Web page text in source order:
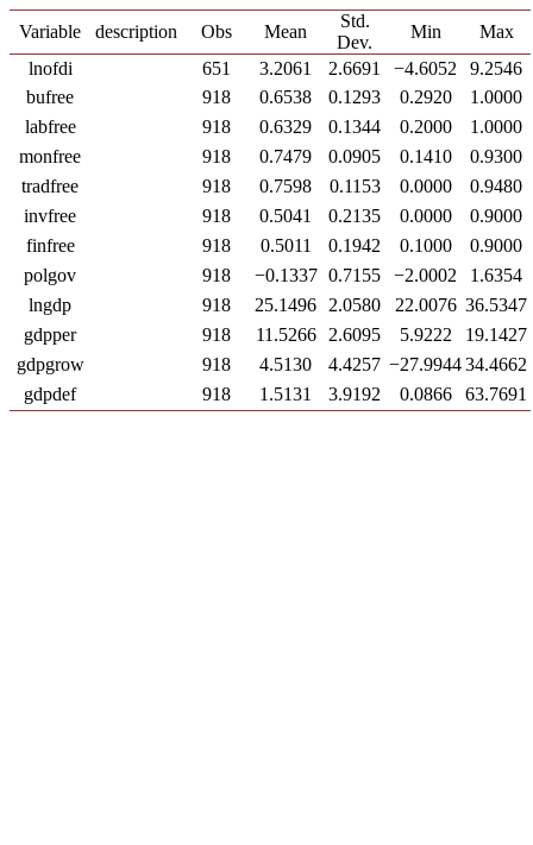
Variable description Obs Mean
Std.
Dev.
Min
Max
lnofdi
651 3.2061 2.6691 −4.6052
9.2546
bufree
918 0.6538 0.1293 0.2920
1.0000
labfree
918 0.6329 0.1344 0.2000
1.0000
monfree
918 0.7479 0.0905 0.1410
0.9300
tradfree
918 0.7598 0.1153 0.0000
0.9480
invfree
918 0.5041 0.2135 0.0000
0.9000
finfree
918 0.5011 0.1942 0.1000
0.9000
polgov
918 −0.1337 0.7155 −2.0002
1.6354
lngdp
918 25.1496 2.0580 22.0076 36.5347
gdpper
918 11.5266 2.6095 5.9222
19.1427
gdpgrow
918 4.5130 4.4257 −27.994434.4662
gdpdef
918 1.5131 3.9192 0.0866 63.7691